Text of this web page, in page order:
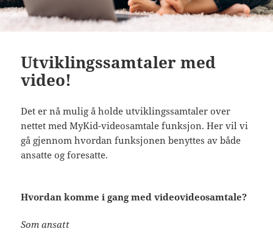
Utviklingssamtaler med
video!
Det er nå mulig å holde utviklingssamtaler over
nettet med MyKid-videosamtale funksjon. Her vil vi
gå gjennom hvordan funksjonen benyttes av både
ansatte og foresatte.
Hvordan komme i gang med videovideosamtale?
Som ansatt